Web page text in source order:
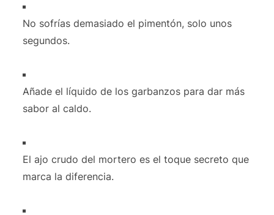
No sofrías demasiado el pimentón, solo unos
segundos.
Añade el líquido de los garbanzos para dar más
sabor al caldo.
El ajo crudo del mortero es el toque secreto que
marca la diferencia.